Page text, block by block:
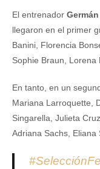
El entrenador
llegaron en el primer
Banini, Florencia
Sophie Braun, Lorena
En tanto, en un
Mariana Larroquette,
Singarella, Julieta
Adriana Sachs, Eliana